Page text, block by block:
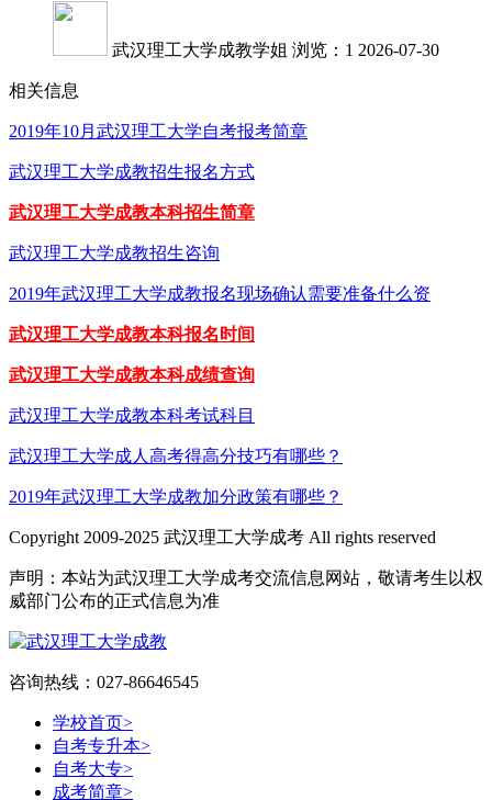
武汉理工大学成教学姐 浏览：1 2026-07-30
相关信息
2019年10月武汉理工大学自考报考简章
武汉理工大学成教招生报名方式
武汉理工大学成教本科招生简章
武汉理工大学成教招生咨询
2019年武汉理工大学成教报名现场确认需要准备什么资
武汉理工大学成教本科报名时间
武汉理工大学成教本科成绩查询
武汉理工大学成教本科考试科目
武汉理工大学成人高考得高分技巧有哪些？
2019年武汉理工大学成教加分政策有哪些？
Copyright 2009-2025 武汉理工大学成考 All rights reserved
声明：本站为武汉理工大学成考交流信息网站，敬请考生以权
威部门公布的正式信息为准
咨询热线：027-86646545
学校首页>
自考专升本>
自考大专>
成考简章>